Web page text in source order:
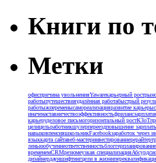
Книги по
Метки
офиспричина увольненияYawareкарьерный рост
работыпутешествияудалённая работабыстрый
работыжпеременысамореализацияразвитие карьеры
иначенаставничествоэффективностьфрилансзарплата
карьеруделовое письмогоризонтальный ростКЗоТ
целицельработникшулерпереездповышение
навыковпенсияшкольникFacebookзаработок через
языккарта сайтавеб-мастеринвестированиерерайтер
леньюобучениеответственностьблоггер
временемCRMрезюмеузкая специализацияАбсурд
дизайнердауншифтингцели в жизни